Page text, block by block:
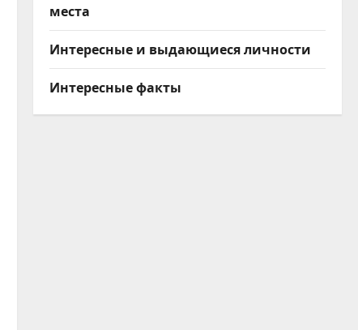
места
Интересные и выдающиеся личности
Интересные факты